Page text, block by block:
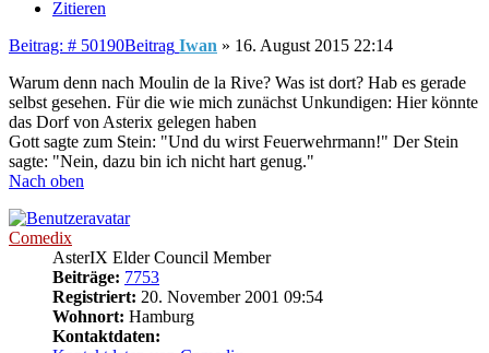
Zitieren
Beitrag: # 50190Beitrag Iwan » 16. August 2015 22:14
Warum denn nach Moulin de la Rive? Was ist dort? Hab es gerade
selbst gesehen. Für die wie mich zunächst Unkundigen: Hier könnte
das Dorf von Asterix gelegen haben
Gott sagte zum Stein: "Und du wirst Feuerwehrmann!" Der Stein
sagte: "Nein, dazu bin ich nicht hart genug."
Nach oben
Comedix
AsterIX Elder Council Member
Beiträge: 7753
Registriert: 20. November 2001 09:54
Wohnort: Hamburg
Kontaktdaten: